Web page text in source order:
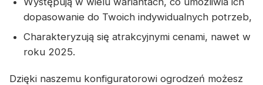
dopasowanie do Twoich indywidualnych potrzeb,
Charakteryzują się atrakcyjnymi cenami, nawet w
roku 2025.
Dzięki naszemu konfiguratorowi ogrodzeń możesz